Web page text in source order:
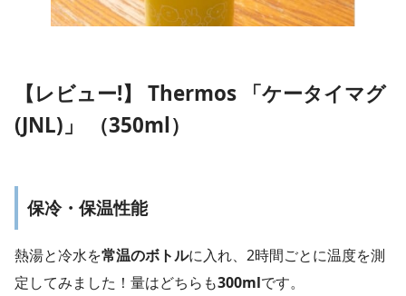
【レビュー!】 Thermos 「ケータイマグ
(JNL)」 （350ml）
保冷・保温性能
熱湯と冷水を常温のボトルに入れ、2時間ごとに温度を測
定してみました！量はどちらも300mlです。